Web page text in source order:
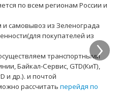
›
по всем регионам России и
самовывоз из Зеленограда
покупателей из
транспортными
Байкал-Сервис, GTD(КиТ),
и др.). и почтой
рассчитать перейдя по